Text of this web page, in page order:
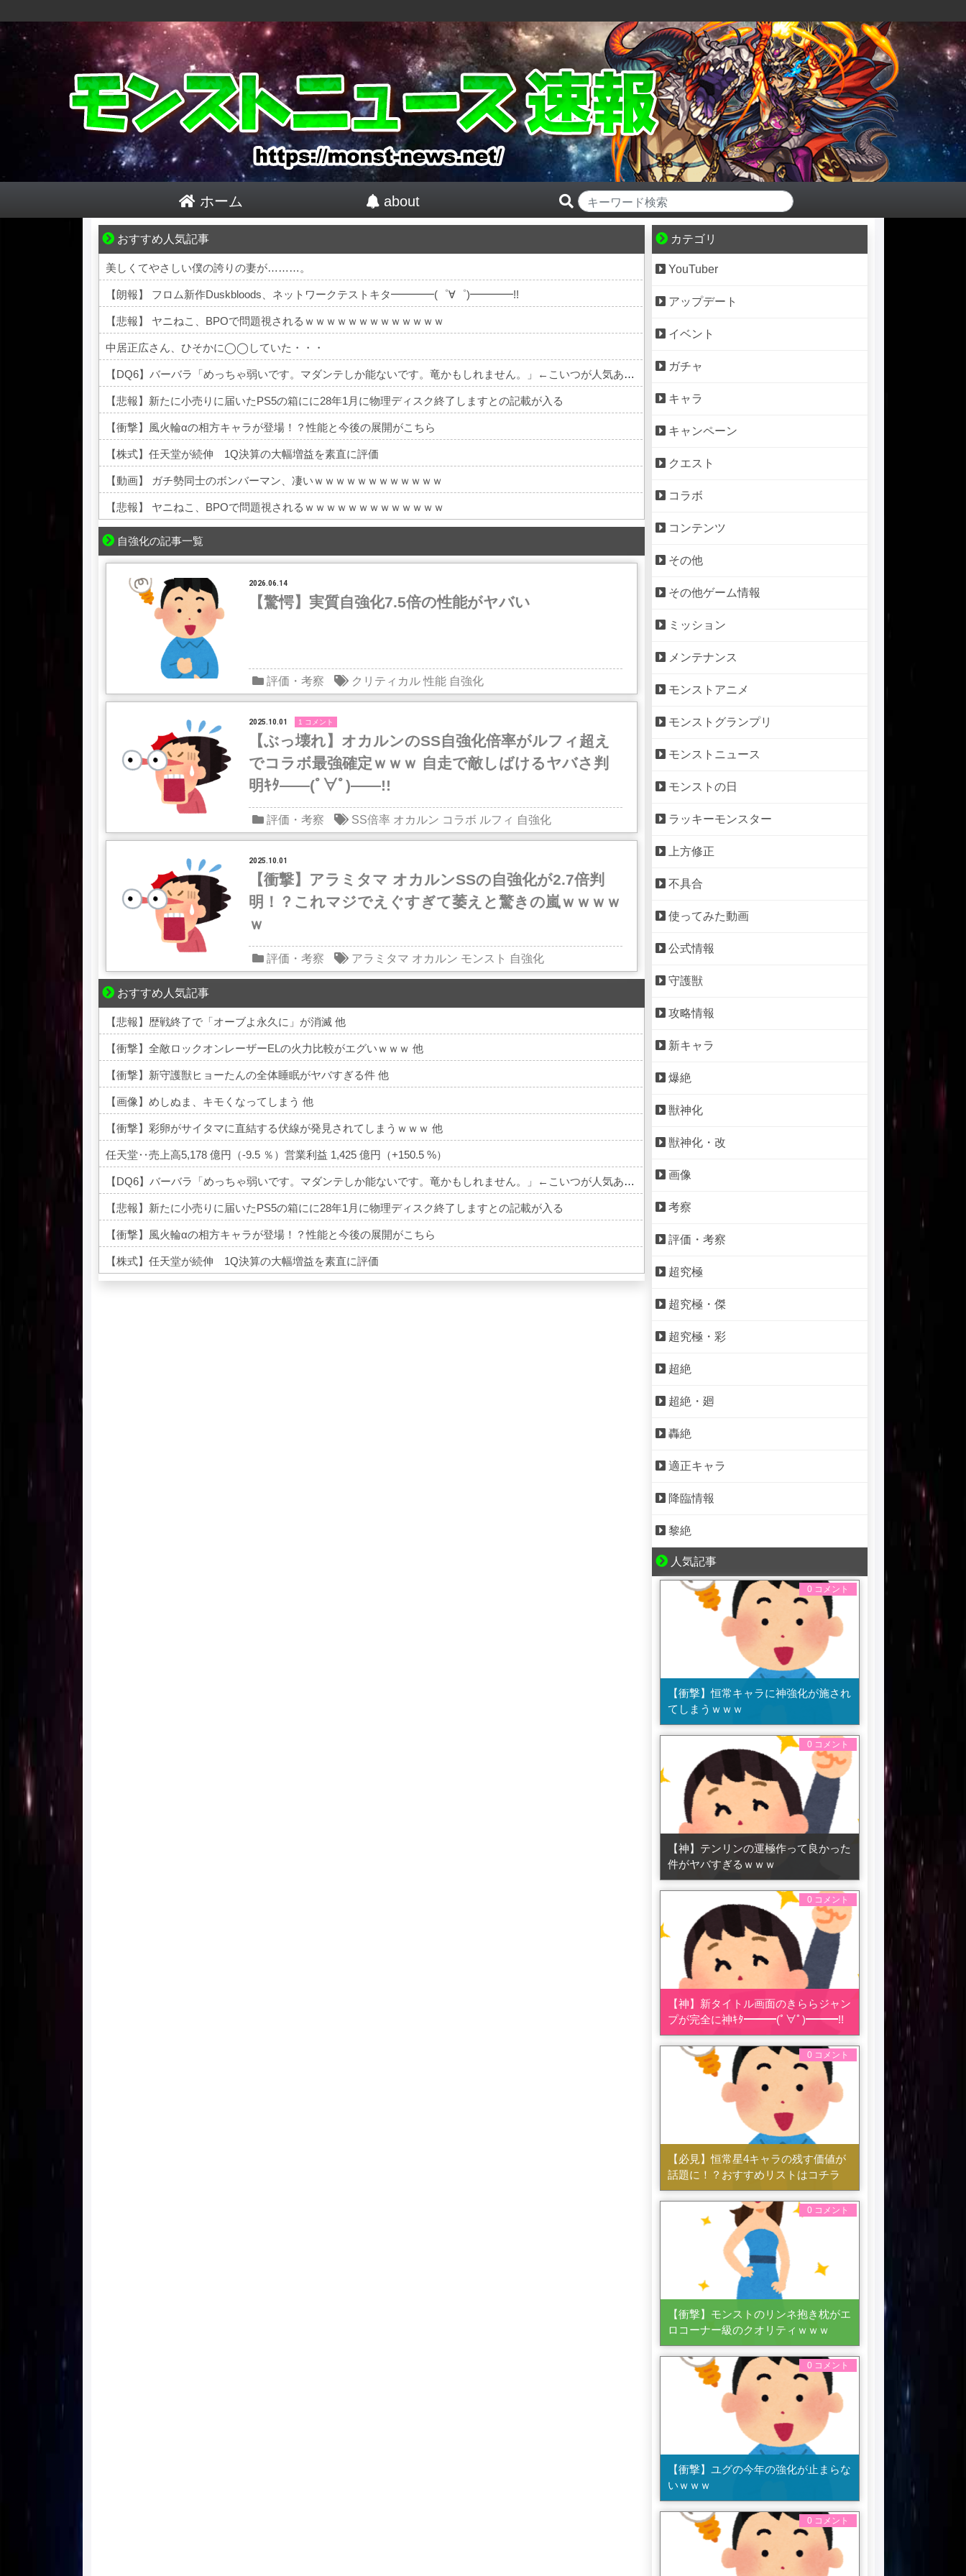
ホーム about
おすすめ人気記事
悩んでいるのは私だけ？夫との距離
美しくてやさしい僕の誇りの妻が………。
【朗報】 フロム新作Duskbloods、ネットワークテストキタ━━━━(゜∀゜)━━━━!!
【悲報】 ヤニねこ、BPOで問題視されるｗｗｗｗｗｗｗｗｗｗｗｗｗ
中居正広さん、ひそかに◯◯していた・・・
【DQ6】バーバラ「めっちゃ弱いです。マダンテしか能ないです。竜かもしれません。」←こいつが人気ある理由
【悲報】新たに小売りに届いたPS5の箱にに28年1月に物理ディスク終了しますとの記載が入る
【衝撃】風火輪αの相方キャラが登場！？性能と今後の展開がこちら
【株式】任天堂が続伸 1Q決算の大幅増益を素直に評価
【動画】 ガチ勢同士のボンバーマン、凄いｗｗｗｗｗｗｗｗｗｗｗｗ
【悲報】 ヤニねこ、BPOで問題視されるｗｗｗｗｗｗｗｗｗｗｗｗｗ
Powered by livedoor 相互RSS
自強化の記事一覧
2026.06.14
【驚愕】実質自強化7.5倍の性能がヤバい
評価・考察 クリティカル 性能 自強化
2025.10.01 1 コメント
【ぶっ壊れ】オカルンのSS自強化倍率がルフィ超え
でコラボ最強確定ｗｗｗ 自走で敵しばけるヤバさ判
明ｷﾀ――(ﾟ∀ﾟ)――!!
評価・考察 SS倍率 オカルン コラボ ルフィ 自強化
2025.10.01
【衝撃】アラミタマ オカルンSSの自強化が2.7倍判
明！？これマジでえぐすぎて萎えと驚きの嵐ｗｗｗｗ
ｗ
評価・考察 アラミタマ オカルン モンスト 自強化
おすすめ人気記事
三十路女子の仕事と恋、その先にあった本音
【悲報】歴戦終了で「オーブよ永久に」が消滅 他
【衝撃】全敵ロックオンレーザーELの火力比較がエグいｗｗｗ 他
【衝撃】新守護獣ヒョーたんの全体睡眠がヤバすぎる件 他
【画像】めしぬま、キモくなってしまう 他
【衝撃】彩卵がサイタマに直結する伏線が発見されてしまうｗｗｗ 他
任天堂‥売上高5,178 億円（-9.5 ％）営業利益 1,425 億円（+150.5 %）
【DQ6】バーバラ「めっちゃ弱いです。マダンテしか能ないです。竜かもしれません。」←こいつが人気ある理由
【悲報】新たに小売りに届いたPS5の箱にに28年1月に物理ディスク終了しますとの記載が入る
【衝撃】風火輪αの相方キャラが登場！？性能と今後の展開がこちら
【株式】任天堂が続伸 1Q決算の大幅増益を素直に評価
カテゴリ
YouTuber
アップデート
イベント
ガチャ
キャラ
キャンペーン
クエスト
コラボ
コンテンツ
その他
その他ゲーム情報
ミッション
メンテナンス
モンストアニメ
モンストグランプリ
モンストニュース
モンストの日
ラッキーモンスター
上方修正
不具合
使ってみた動画
公式情報
守護獣
攻略情報
新キャラ
爆絶
獣神化
獣神化・改
画像
考察
評価・考察
超究極
超究極・傑
超究極・彩
超絶
超絶・廻
轟絶
適正キャラ
降臨情報
黎絶
人気記事
0 コメント
【衝撃】恒常キャラに神強化が施され
てしまうｗｗｗ
0 コメント
【神】テンリンの運極作って良かった
件がヤバすぎるｗｗｗ
0 コメント
【神】新タイトル画面のきららジャン
プが完全に神ｷﾀ━━━(ﾟ∀ﾟ)━━━!!
0 コメント
【必見】恒常星4キャラの残す価値が
話題に！？おすすめリストはコチラ
0 コメント
【衝撃】モンストのリンネ抱き枕がエ
ロコーナー級のクオリティｗｗｗ
0 コメント
【衝撃】ユグの今年の強化が止まらな
いｗｗｗ
0 コメント